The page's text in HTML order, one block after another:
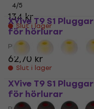
4/5
134 kr
Slut i lager
XVive T9 S1 Pluggar
för hörlurar
Pluggar för hörlurar
62,70 kr
Slut i lager
XVive T9 S1 Pluggar
för hörlurar